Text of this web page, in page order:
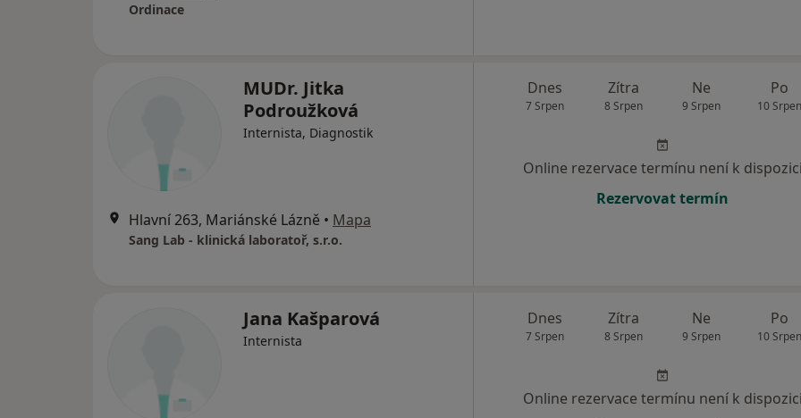
Ordinace
MUDr. Jitka
Podroužková
Internista, Diagnostik
Hlavní 263, Mariánské Lázně • Mapa
Sang Lab - klinická laboratoř, s.r.o.
Dnes
7 Srpen
Zítra
8 Srpen
Ne
9 Srpen
Po
10 Srpen
Online rezervace termínu není k dispozici
Rezervovat termín
Jana Kašparová
Internista
Dnes
7 Srpen
Zítra
8 Srpen
Ne
9 Srpen
Po
10 Srpen
Online rezervace termínu není k dispozici